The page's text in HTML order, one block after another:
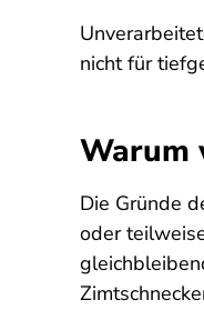
nicht für
Warum
Die Gründe
oder